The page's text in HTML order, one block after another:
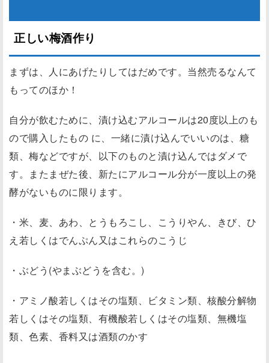
正しい梅酒作り
まずは、人にあげたりしてはだめです。当然売るなんて
もってのほか！
自分が飲むために、漬け込むアルコールは20度以上のも
ので購入したもの に、一緒に漬け込んでいいのは、糖
類、梅などですが、以下のものと漬け込んではダメで
す。またまぜた後、新たにアルコール分が一度以上の発
酵がないものに限ります。
・米、麦、あわ、とうもろこし、こうりやん、きび、ひ
え若しくはでんぷん又はこれらのこうじ
・ぶどう(やまぶどうを含む。)
・アミノ酸若しくはその塩類、ビタミン類、核酸分解物
若しくはその塩類、有機酸若しくはその塩類、無機塩
類、色素、香料又は酒類のかす